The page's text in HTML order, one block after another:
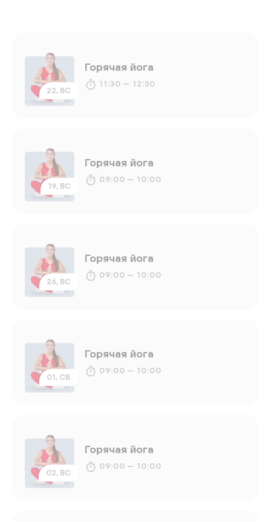
22, ВС
Горячая йога
11:30 — 12:30
19, ВС
Горячая йога
09:00 — 10:00
26, ВС
Горячая йога
09:00 — 10:00
01, СБ
Горячая йога
09:00 — 10:00
02, ВС
Горячая йога
09:00 — 10:00